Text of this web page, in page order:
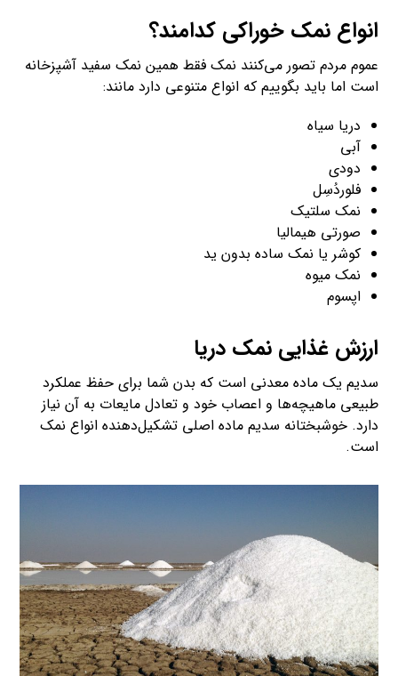
انواع نمک خوراکی کدامند؟
عموم مردم تصور می‌کنند نمک فقط همین نمک سفید آشپزخانه
است اما باید بگوییم که انواع متنوعی دارد مانند:
دریا سیاه
آبی
دودی
فلوردُسِل
نمک سلتیک
صورتی هیمالیا
کوشر یا نمک ساده بدون ید
نمک میوه
اپسوم
ارزش غذایی نمک دریا
سدیم یک ماده معدنی است که بدن شما برای حفظ عملکرد
طبیعی ماهیچه‌ها و اعصاب خود و تعادل مایعات به آن نیاز
دارد. خوشبختانه سدیم ماده اصلی تشکیل‌دهنده انواع نمک
است.